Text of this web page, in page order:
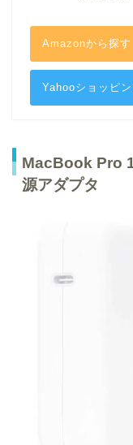
Amazonから探す
Yahooショッピ
MacBook Pro
源アダプタ